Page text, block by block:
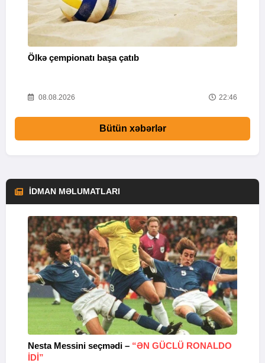
Ölkə çempionatı başa çatıb
08.08.2026 22:46
Bütün xəbərlər
İDMAN MƏLUMATLARI
Nesta Messini seçmədi – “ƏN GÜCLÜ RONALDO
IDI”